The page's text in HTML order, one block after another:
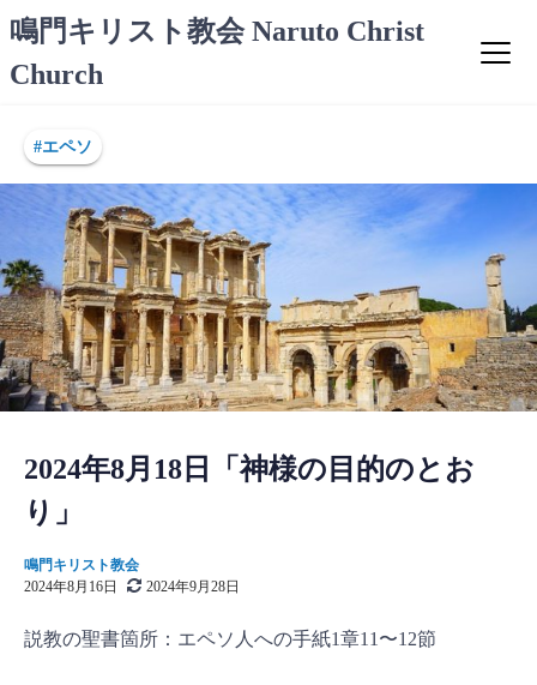
ン
テ
ス
プ
鳴門キリスト教会 Naruto Christ
Church
#エペソ
2024年8月18日「神様の目的のとお
り」
鳴門キリスト教会
2024年8月16日
2024年9月28日
説教の聖書箇所：エペソ人への手紙1章11〜12節